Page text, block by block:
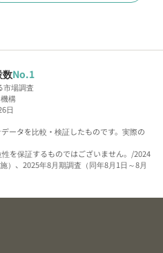
数No.1
市場調査
構
日
ータを比較・検証したものです。実際の
を保証するものではございません。/2024
）、2025年8月期調査（同年8月1日～8月